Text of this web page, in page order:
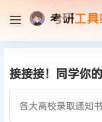
接接接！同学你
各大高校录取通知